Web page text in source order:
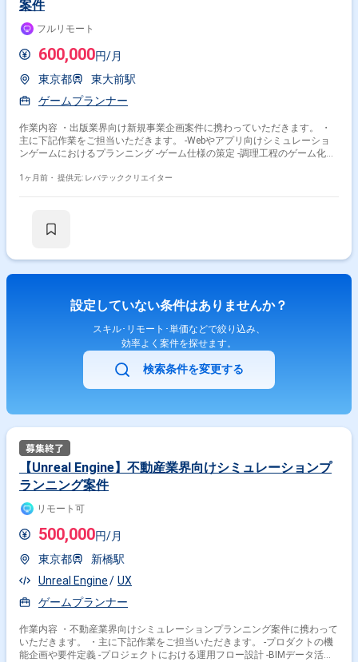
案件
フルリモート
600,000円/月
東京都
東大前駅
ゲームプランナー
作業内容 ・出版業界向け新規事業企画案件に携わっていただきます。 ・
主に下記作業をご担当いただきます。 -Webやアプリ向けシミュレーショ
ンゲームにおけるプランニング -ゲーム仕様の策定 -調理工程のゲーム化に
1ヶ月前・ 提供元: レバテッククリエイター
設定していない条件はありませんか？
スキル･リモート･単価などで絞り込み、
効率よく案件を探せます。
検索条件を変更する
【Unreal Engine】不動産業界向けシミュレーションプ
ランニング案件
リモート可
500,000円/月
東京都
新橋駅
Unreal Engine
UX
ゲームプランナー
作業内容 ・不動産業界向けシミュレーションプランニング案件に携わって
いただきます。 ・主に下記作業をご担当いただきます。 -プロダクトの機
能企画や要件定義 -プロジェクトにおける運用フロー設計 -BIMデータ活用